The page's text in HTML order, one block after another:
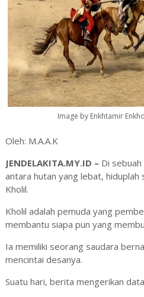
Image by Enkhtamir
Oleh: M.A.A.K
JENDELAKITA.MY.ID – Di
antara hutan yang lebat,
Kholil.
Kholil adalah pemuda yang
membantu siapa pun yang
Ia memiliki seorang saudara
mencintai desanya.
Suatu hari, berita mengerikan